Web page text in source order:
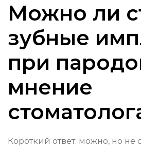
Можно ли
зубные
при
мнение
Короткий ответ: можно, но не